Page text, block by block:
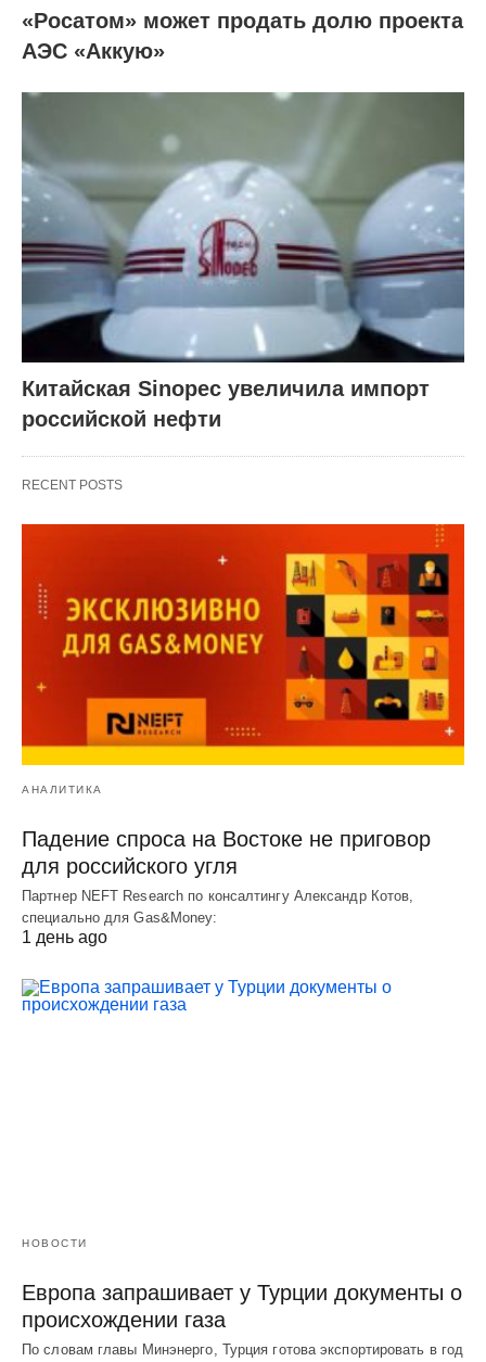
«Росатом» может продать долю проекта
АЭС «Аккую»
Китайская Sinopec увеличила импорт
российской нефти
RECENT POSTS
АНАЛИТИКА
Падение спроса на Востоке не приговор
для российского угля
Партнер NEFT Research по консалтингу Александр Котов,
специально для Gas&Money:
1 день ago
НОВОСТИ
Европа запрашивает у Турции документы о
происхождении газа
По словам главы Минэнерго, Турция готова экспортировать в год